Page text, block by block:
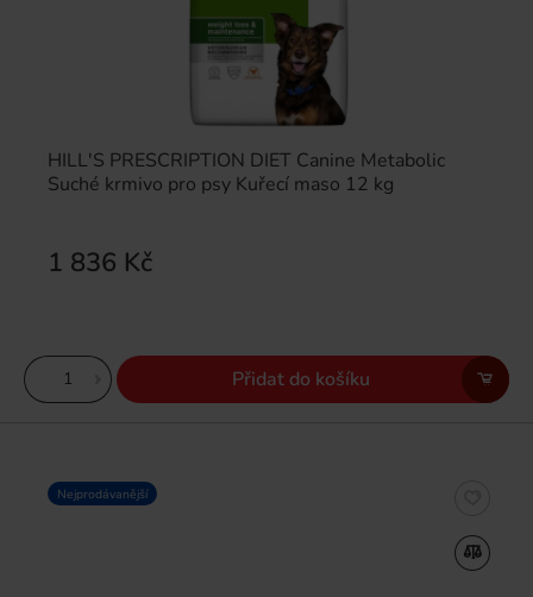
HILL'S PRESCRIPTION DIET Canine Metabolic
Suché krmivo pro psy Kuřecí maso 12 kg
1 836 Kč
Přidat do košíku
Nejprodávanější